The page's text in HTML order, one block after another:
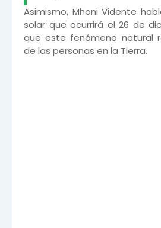
Asimismo, Mhoni Vidente
solar que ocurrirá el 26 de
que este fenómeno natural
de las personas en la Tierra.